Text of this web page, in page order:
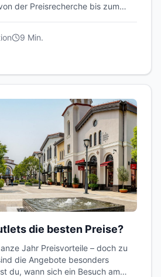
der Preisrecherche bis zum
9 Min.
die besten Preise?
Jahr Preisvorteile – doch zu
die Angebote besonders
du, wann sich ein Besuch am